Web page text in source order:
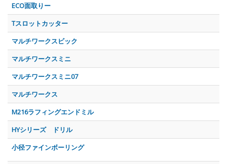
ECO面取りー
Tスロットカッター
マルチワークスビック
マルチワークスミニ
マルチワークスミニ07
マルチワークス
M216ラフィングエンドミル
HYシリーズ ドリル
小径ファインボーリング